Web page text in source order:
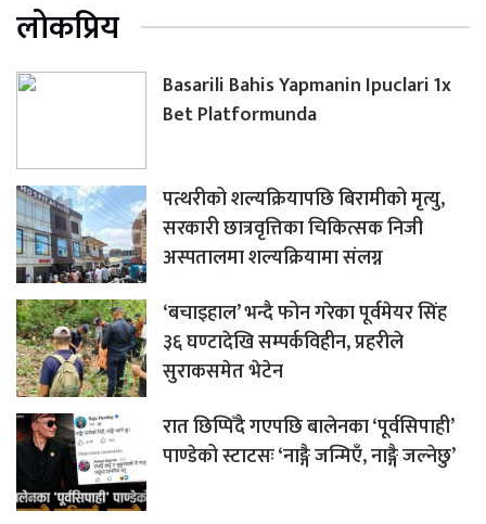
लोकप्रिय
Basarili Bahis Yapmanin Ipuclari 1x
Bet Platformunda
पत्थरीको शल्यक्रियापछि बिरामीको मृत्यु,
सरकारी छात्रवृत्तिका चिकित्सक निजी
अस्पतालमा शल्यक्रियामा संलग्न
‘बचाइहाल’ भन्दै फोन गरेका पूर्वमेयर सिंह
३६ घण्टादेखि सम्पर्कविहीन, प्रहरीले
सुराकसमेत भेटेन
रात छिप्पिँदै गएपछि बालेनका ‘पूर्वसिपाही’
पाण्डेको स्टाटसः ‘नाङ्गै जन्मिएँ, नाङ्गै जल्नेछु’